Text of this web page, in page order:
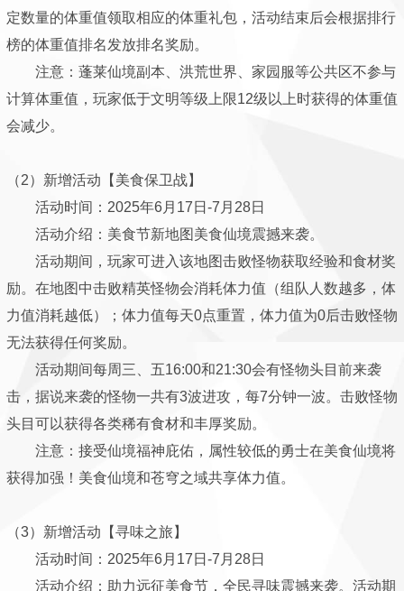
定数量的体重值领取相应的体重礼包，活动结束后会根据排行
榜的体重值排名发放排名奖励。
注意：蓬莱仙境副本、洪荒世界、家园服等公共区不参与
计算体重值，玩家低于文明等级上限12级以上时获得的体重值
会减少。
（2）新增活动【美食保卫战】
活动时间：2025年6月17日-7月28日
活动介绍：美食节新地图美食仙境震撼来袭。
活动期间，玩家可进入该地图击败怪物获取经验和食材奖
励。在地图中击败精英怪物会消耗体力值（组队人数越多，体
力值消耗越低）；体力值每天0点重置，体力值为0后击败怪物
无法获得任何奖励。
活动期间每周三、五16:00和21:30会有怪物头目前来袭
击，据说来袭的怪物一共有3波进攻，每7分钟一波。击败怪物
头目可以获得各类稀有食材和丰厚奖励。
注意：接受仙境福神庇佑，属性较低的勇士在美食仙境将
获得加强！美食仙境和苍穹之域共享体力值。
（3）新增活动【寻味之旅】
活动时间：2025年6月17日-7月28日
活动介绍：助力远征美食节，全民寻味震撼来袭。活动期